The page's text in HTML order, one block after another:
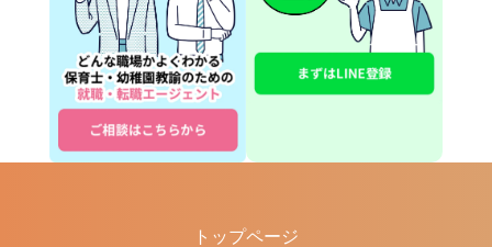
トップページ